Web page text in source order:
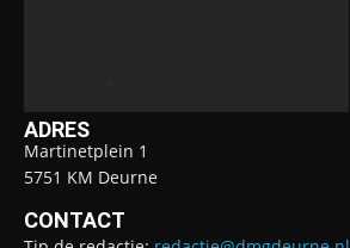
ADRES
Martinetplein 1
5751 KM Deurne
CONTACT